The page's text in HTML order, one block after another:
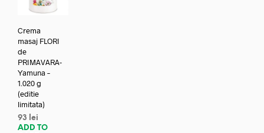
Crema
masaj FLORI
de
PRIMAVARA-
Yamuna –
1.020 g
(editie
limitata)
93
lei
ADD TO